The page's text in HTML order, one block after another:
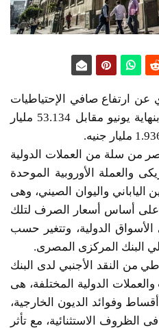
ارتفاع صافي الإحتياطيات
الدولية إلى 55.1 مليار دولار بنهاية يونيو مقابل 53.134 مليار
من سلة من العملات الدولية
والعملة الأوروبية الموحدة
الياباني واليوان الصيني، وهى
على أساس أسعار الصرف لتلك
الدولية، وتتغير حسب
المركزى المصرى.
من النقد الأجنبي لدى البنك
الدولية المختلفة، هى
وفوائد الديون الخارجية،
الظروف الاستثنائية، مع تأثر